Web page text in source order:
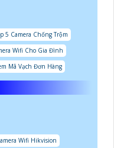
5 Camera Chống Trộm
Wifi Cho Gia Đình
Mã Vạch Đơn Hàng
Wifi Hikvision